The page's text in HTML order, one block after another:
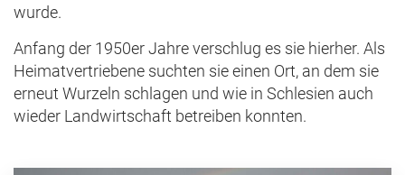
wurde.
Anfang der 1950er Jahre verschlug es sie hierher. Als
Heimatvertriebene suchten sie einen Ort, an dem sie
erneut Wurzeln schlagen und wie in Schlesien auch
wieder Landwirtschaft betreiben konnten.